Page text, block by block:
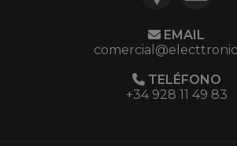
EMAIL
TELÉFONO
+34 928 11 49 83